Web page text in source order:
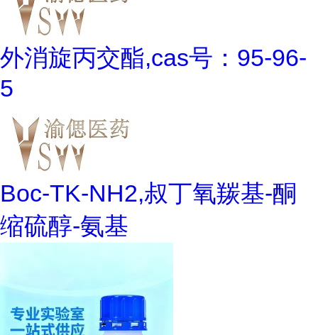
外消旋丙交酯,cas号：95-96-
5
Boc-TK-NH2,叔丁氧羰基-酮
缩硫醇-氨基